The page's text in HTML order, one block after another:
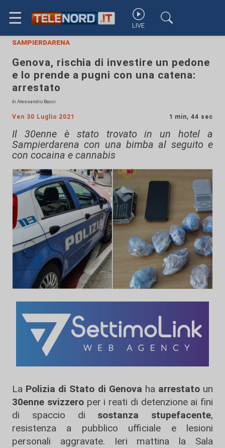
☰ LIVE
sampierdarena
Genova, rischia di investire un pedone
e lo prende a pugni con una catena:
arrestato
di Alessandro Bacci
Ven 30 Luglio 2021 1 min, 44 sec
Il 30enne è stato trovato in un hotel a
Sampierdarena con una bimba al seguito e
con cocaina e cannabis
La Polizia di Stato di Genova ha arrestatoun
30enne svizzeroper i reati di detenzione ai fini
di spaccio di sostanza stupefacente,
resistenza a pubblico ufficiale e lesioni
personali aggravate. Ieri mattina la Sala